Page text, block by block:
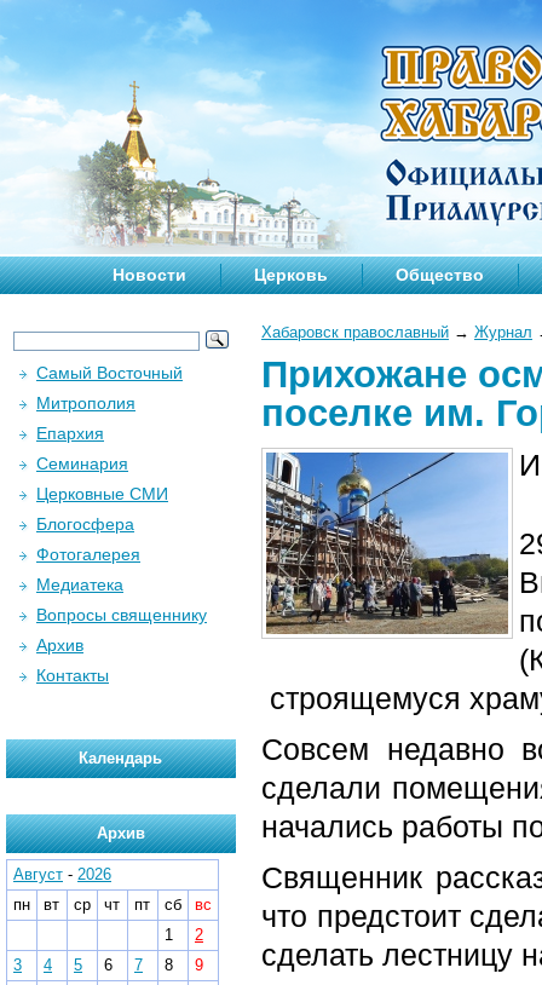
Новости Церковь Общество
Хабаровск православный → Журнал
Прихожане
поселке им.
строящемуся
Совсем недавно
сделали
начались работы
Священник
что предстоит
сделать лестницу
Самый Восточный
Митрополия
Епархия
Семинария
Церковные СМИ
Блогосфера
Фотогалерея
Медиатека
Вопросы священнику
Архив
Контакты
Календарь
Архив
Август - 2026
пн
вт ср чт пт сб
вс
1
2
3
4 5 6 7 8
9